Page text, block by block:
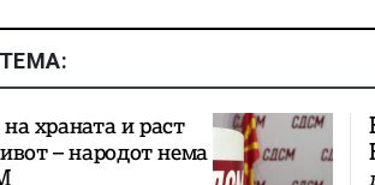
храната и раст
– народот нема